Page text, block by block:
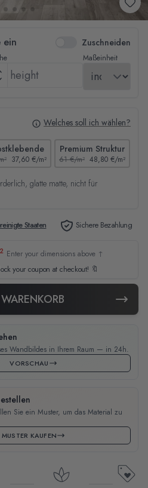
ein Zuschneiden
Maßeinheit
Welches soll ich wählen?
37,60 €/m²
Premium Struktur
61 €/m² 48,80 €/m²
glatte matte, nicht für
Staaten Sichere Bezahlung
Enter your dimensions above ↑
your coupon at checkout! 🔖
Wandbildes in Ihrem Raum — in 24h.
VORSCHAU
Sie ein Muster, um das Material zu
MUSTER KAUFEN